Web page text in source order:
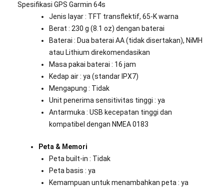
Spesifikasi GPS Garmin 64s
Jenis layar : TFT transflektif, 65-K warna
Berat : 230 g (8.1 oz) dengan baterai
Baterai : Dua baterai AA (tidak disertakan), NiMH
atau Lithium direkomendasikan
Masa pakai baterai : 16 jam
Kedap air : ya (standar IPX7)
Mengapung : Tidak
Unit penerima sensitivitas tinggi : ya
Antarmuka : USB kecepatan tinggi dan
kompatibel dengan NMEA 0183
Peta & Memori
Peta built-in : Tidak
Peta basis : ya
Kemampuan untuk menambahkan peta : ya